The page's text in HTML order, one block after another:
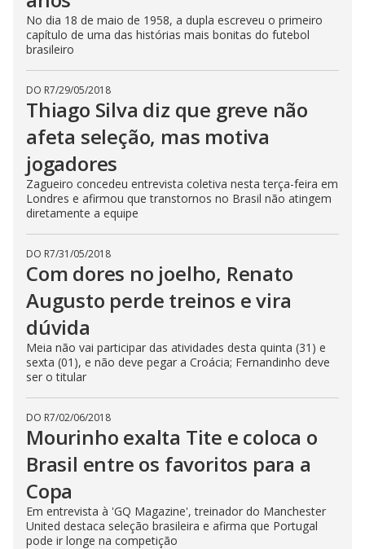
No dia 18 de maio de 1958, a dupla escreveu o primeiro
capítulo de uma das histórias mais bonitas do futebol
brasileiro
DO R7/29/05/2018
Thiago Silva diz que greve não
afeta seleção, mas motiva
jogadores
Zagueiro concedeu entrevista coletiva nesta terça-feira em
Londres e afirmou que transtornos no Brasil não atingem
diretamente a equipe
DO R7/31/05/2018
Com dores no joelho, Renato
Augusto perde treinos e vira
dúvida
Meia não vai participar das atividades desta quinta (31) e
sexta (01), e não deve pegar a Croácia; Fernandinho deve
ser o titular
DO R7/02/06/2018
Mourinho exalta Tite e coloca o
Brasil entre os favoritos para a
Copa
Em entrevista à 'GQ Magazine', treinador do Manchester
United destaca seleção brasileira e afirma que Portugal
pode ir longe na competição